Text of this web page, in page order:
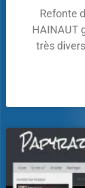
Refonte
HAINAUT
très